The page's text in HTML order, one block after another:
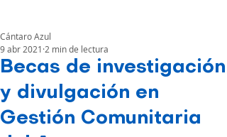
Becas de investigación
y divulgación en
Gestión Comunitaria
Cántaro Azul
9 abr 2021 2 min de lectura